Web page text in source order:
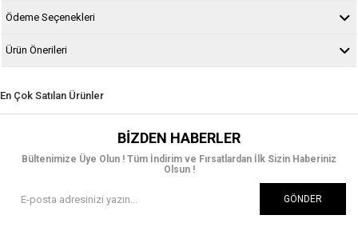
Ödeme Seçenekleri
Ürün Önerileri
En Çok Satılan Ürünler
BIZDEN HABERLER
Bültenimize Üye Olun ! Tüm İndirim ve Fırsatlardan İlk Sizin Haberiniz
Olsun !
GÖNDER